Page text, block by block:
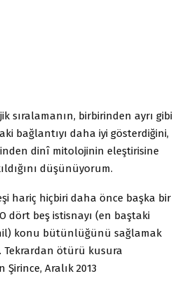
sıralamanın, birbirinden ayrı gibi
bağlantıyı daha iyi gösterdiğini,
dinî mitolojinin eleştirisine
düşünüyorum.
hariç hiçbiri daha önce başka bir
dört beş istisnayı (en baştaki
konu bütünlüğünü sağlamak
Tekrardan ötürü kusura
Şirince, Aralık 2013